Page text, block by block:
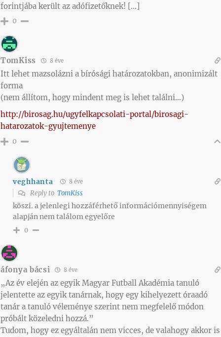
forintjába került az adófizetőknek! […]
0
TomKiss 8 éve
Itt lehet mazsolázni a bírósági határozatokban, anonimizált
forma
(nem állítom, hogy mindent meg is lehet találni…)
http://birosag.hu/ugyfelkapcsolati-portal/birosagi-
hatarozatok-gyujtemenye
0
veghhanta 8 éve
Reply to TomKiss
köszi. a jelenlegi hozzáférhető információmennyiségem
alapján nem találom egyelőre
0
áfonya bácsi 8 éve
„Az év elején az egyik Magyar Futball Akadémia tanuló
jelentette az egyik tanárnak, hogy egy kihelyezett óraadó
tanár a tanuló véleménye szerint nem megfelelő módon
próbált közeledni hozzá.”
Tudom, hogy ez egyáltalán nem vicces, de valahogy akkor is